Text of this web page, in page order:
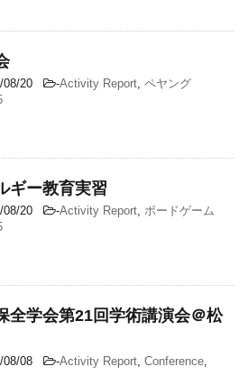
08/20 -Activity Report, ペヤング
ギー教育実習
08/20 -Activity Report, ボードゲーム
全学会第21回学術講演会＠松
08/08 -Activity Report, Conference,